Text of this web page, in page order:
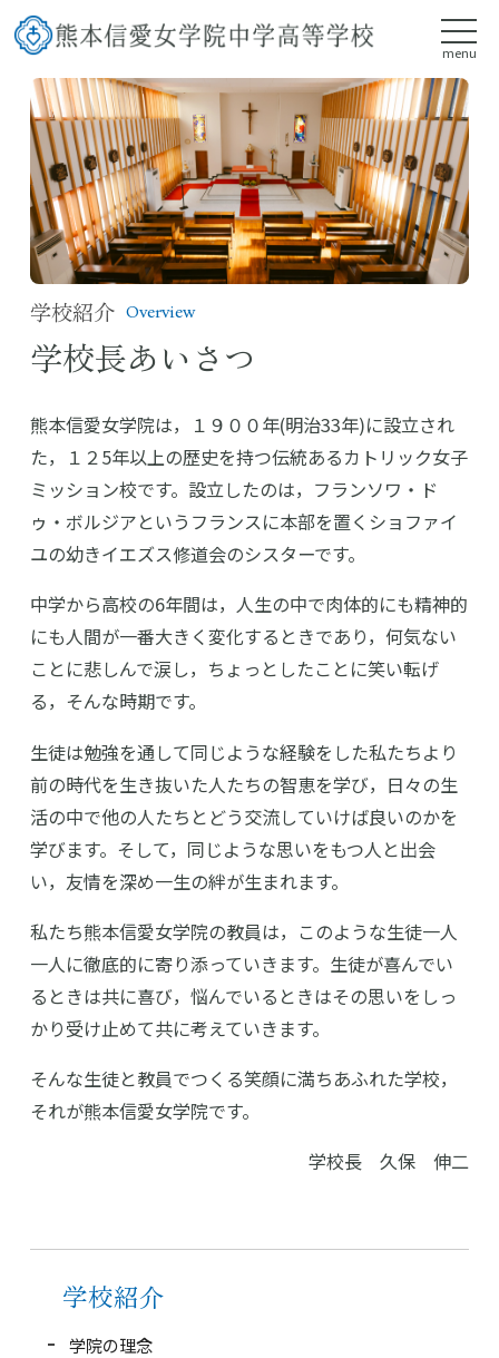
学校紹介 Overview
学校長あいさつ
熊本信愛女学院は，１９００年(明治33年)に設立され
た，１２5年以上の歴史を持つ伝統あるカトリック女子
ミッション校です。設立したのは，フランソワ・ド
ゥ・ボルジアというフランスに本部を置くショファイ
ユの幼きイエズス修道会のシスターです。
中学から高校の6年間は，人生の中で肉体的にも精神的
にも人間が一番大きく変化するときであり，何気ない
ことに悲しんで涙し，ちょっとしたことに笑い転げ
る，そんな時期です。
生徒は勉強を通して同じような経験をした私たちより
前の時代を生き抜いた人たちの智恵を学び，日々の生
活の中で他の人たちとどう交流していけば良いのかを
学びます。そして，同じような思いをもつ人と出会
い，友情を深め一生の絆が生まれます。
私たち熊本信愛女学院の教員は，このような生徒一人
一人に徹底的に寄り添っていきます。生徒が喜んでい
るときは共に喜び，悩んでいるときはその思いをしっ
かり受け止めて共に考えていきます。
そんな生徒と教員でつくる笑顔に満ちあふれた学校，
それが熊本信愛女学院です。
学校長 久保 伸二
学校紹介
学院の理念
menu
高等学校